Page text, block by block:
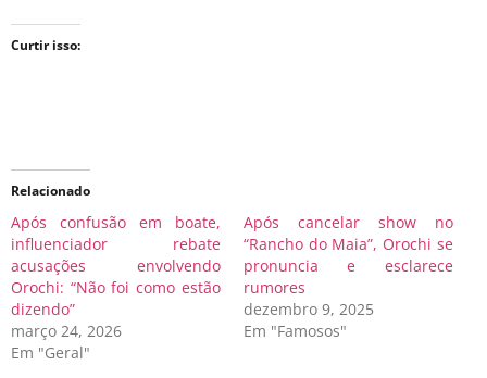
Curtir isso:
Relacionado
Após confusão em boate,
influenciador rebate
acusações envolvendo
Orochi: “Não foi como estão
dizendo”
março 24, 2026
Em "Geral"
Após cancelar show no
“Rancho do Maia”, Orochi se
pronuncia e esclarece
rumores
dezembro 9, 2025
Em "Famosos"